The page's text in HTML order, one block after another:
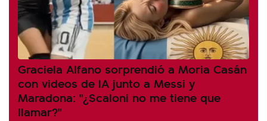
Graciela Alfano sorprendió a Moria Casán
con videos de IA junto a Messi y
Maradona: "¿Scaloni no me tiene que
llamar?"